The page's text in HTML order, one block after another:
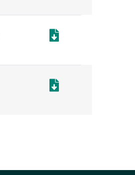
Documento: Plan anual
Documento: Resolución